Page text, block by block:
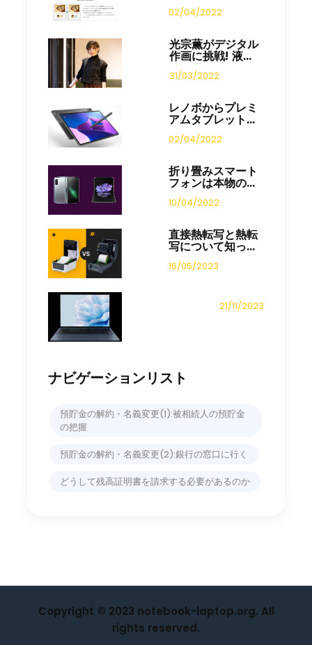
02/04/2022
光宗薫がデジタル
作画に挑戦! 液...
31/03/2022
レノボからプレミ
アムタブレット...
02/04/2022
折り畳みスマート
フォンは本物の...
10/04/2022
直接熱転写と熱転
写について知っ...
16/05/2023
21/11/2023
ナビゲーションリスト
預貯金の解約・名義変更(1):被相続人の預貯金
の把握
預貯金の解約・名義変更(2):銀行の窓口に行く
どうして残高証明書を請求する必要があるのか
Copyright © 2023 notebook-laptop.org. All
rights reserved.